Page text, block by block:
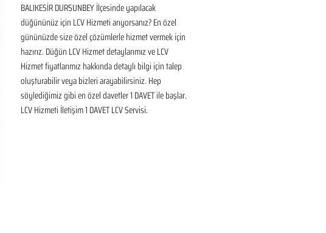
BALIKESİR DURSUNBEY İlçesinde yapılacak
düğününüz için LCV Hizmeti arıyorsanız? En özel
gününüzde size özel çözümlerle hizmet vermek için
hazırız. Düğün LCV Hizmet detaylarımız ve LCV
Hizmet fiyatlarımız hakkında detaylı bilgi için talep
oluşturabilir veya bizleri arayabilirsiniz. Hep
söylediğimiz gibi en özel davetler 1 DAVET ile başlar.
LCV Hizmeti İletişim 1 DAVET LCV Servisi.